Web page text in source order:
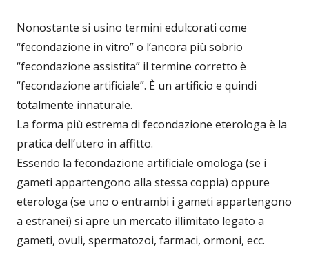
Nonostante si usino termini edulcorati come
“fecondazione in vitro” o l’ancora più sobrio
“fecondazione assistita” il termine corretto è
“fecondazione artificiale”. È un artificio e quindi
totalmente innaturale.
La forma più estrema di fecondazione eterologa è la
pratica dell’utero in affitto.
Essendo la fecondazione artificiale omologa (se i
gameti appartengono alla stessa coppia) oppure
eterologa (se uno o entrambi i gameti appartengono
a estranei) si apre un mercato illimitato legato a
gameti, ovuli, spermatozoi, farmaci, ormoni, ecc.